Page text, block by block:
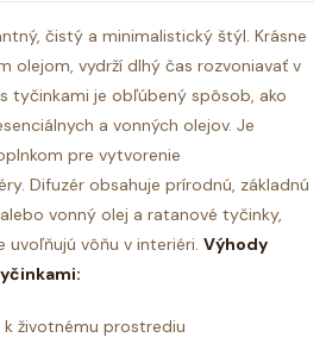
čistý a minimalistický štýl. Krásne
olejom, vydrží dlhý čas rozvoniavať v
tyčinkami je obľúbený spôsob, ako
a vonných olejov. Je
pre vytvorenie
Difuzér obsahuje prírodnú, základnú
vonný olej a ratanové tyčinky,
vôňu v interiéri. Výhody
životnému prostrediu